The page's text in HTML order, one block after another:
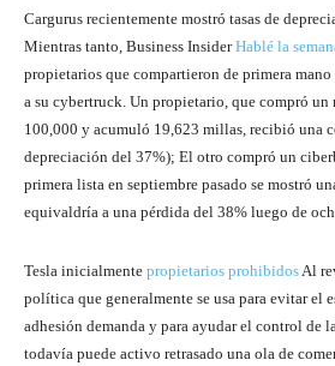
Cargurus recientemente mostró tasas de
Mientras tanto, Business InsiderHablé la
propietarios que compartieron de primera
a su cybertruck. Un propietario, que compró
100,000 y acumuló 19,623 millas, recibió una
depreciación del 37%); El otro compró un
primera lista en septiembre pasado se mostró
equivaldría a una pérdida del 38% luego de
Tesla inicialmente propietarios prohibidos Al
política que generalmente se usa para evitar el
adhesión demanda y para ayudar el control de
todavía puede activo retrasado una ola de